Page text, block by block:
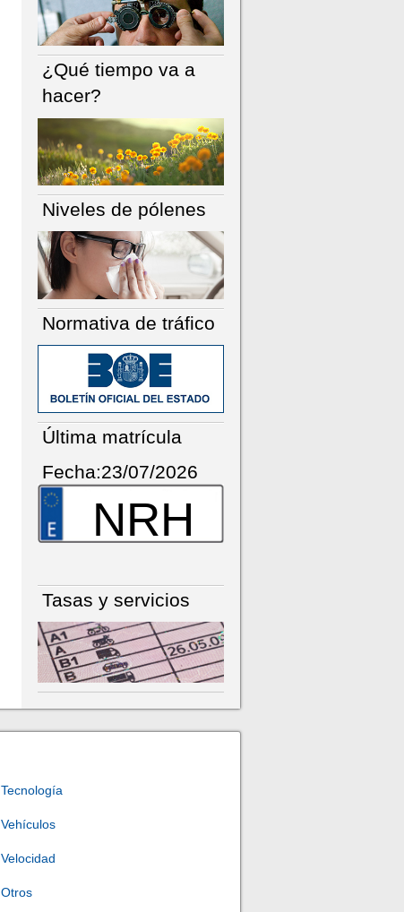
¿Qué tiempo va a
hacer?
Niveles de pólenes
Normativa de tráfico
Última matrícula
Fecha:23/07/2026
NRH
Tasas y servicios
Tecnología
Vehículos
Velocidad
Otros